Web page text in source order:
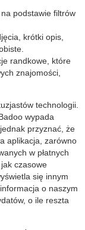
podstawie filtrów
krótki opis,
randkowe, które
znajomości,
technologii.
wypada
przyznać, że
aplikacja, zarówno
w płatnych
czasowe
się innym
o naszym
o ile reszta